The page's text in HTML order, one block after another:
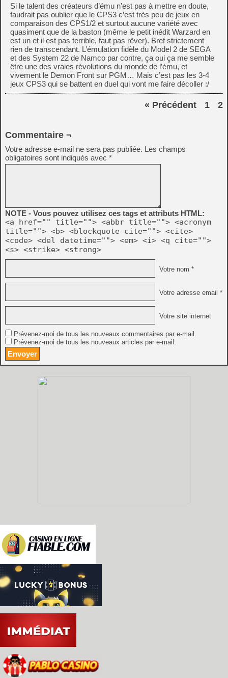
Si le talent des créateurs d’ému n’est pas à mettre en doute,
faudrait pas oublier que le CPS3 c’est très peu de jeux en
comparaison des CPS1/2 et surtout aucune variété avec
quasiment que de la baston (même le petit inédit Warzard en
est un et il est pas terrible, faut pas rêver). Bref strictement
rien de transcendant. L’émulation fidèle du Model 2 de SEGA
et des System 22 de Namco par contre, ça oui ça me semble
être une des vraies révolutions du monde de l’ému, et
vivement le Demon Front sur PGM… Mais c’est pas les 3-4
jeux CPS3 qui se battent en duel qui vont me faire décoller :/
« Précédent 1 2
Commentaire ¬
Votre adresse e-mail ne sera pas publiée. Les champs
obligatoires sont indiqués avec *
NOTE - Vous pouvez utilisez ces tags et attributs HTML:
<a href="" title=""> <abbr title=""> <acronym
title=""> <b> <blockquote cite=""> <cite>
<code> <del datetime=""> <em> <i> <q cite="">
<s> <strike> <strong>
Votre nom *
Votre adresse email *
Votre site internet
Prévenez-moi de tous les nouveaux commentaires par e-mail.
Prévenez-moi de tous les nouveaux articles par e-mail.